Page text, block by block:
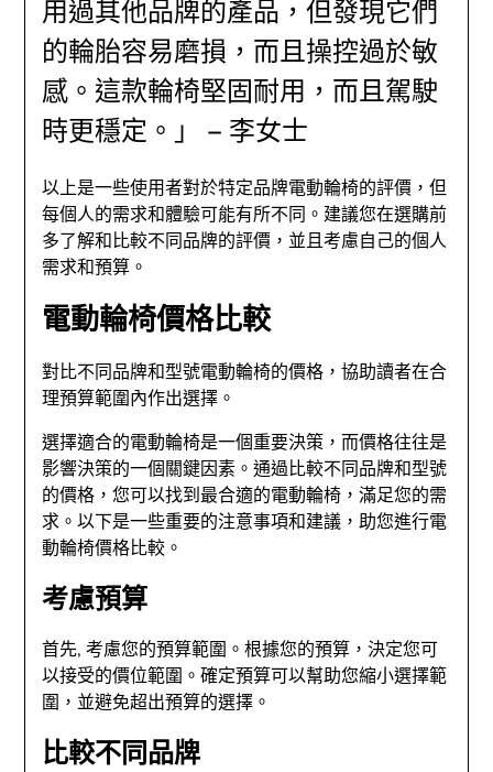
用過其他品牌的產品，但發現它們
的輪胎容易磨損，而且操控過於敏
感。這款輪椅堅固耐用，而且駕駛
時更穩定。」 – 李女士
以上是一些使用者對於特定品牌電動輪椅的評價，但
每個人的需求和體驗可能有所不同。建議您在選購前
多了解和比較不同品牌的評價，並且考慮自己的個人
需求和預算。
電動輪椅價格比較
對比不同品牌和型號電動輪椅的價格，協助讀者在合
理預算範圍內作出選擇。
選擇適合的電動輪椅是一個重要決策，而價格往往是
影響決策的一個關鍵因素。通過比較不同品牌和型號
的價格，您可以找到最合適的電動輪椅，滿足您的需
求。以下是一些重要的注意事項和建議，助您進行電
動輪椅價格比較。
考慮預算
首先, 考慮您的預算範圍。根據您的預算，決定您可
以接受的價位範圍。確定預算可以幫助您縮小選擇範
圍，並避免超出預算的選擇。
比較不同品牌